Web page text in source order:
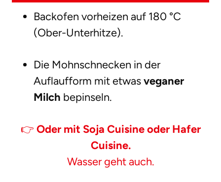
Backofen vorheizen auf 180 °C
(Ober-Unterhitze).
Die Mohnschnecken in der
Auflaufform mit etwasveganer
Milch bepinseln.
👉 Oder mit Soja Cuisine oder Hafer
Cuisine.
Wasser geht auch.